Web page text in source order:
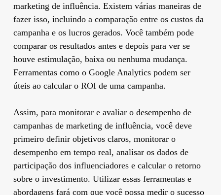
marketing de influência. Existem várias maneiras de
fazer isso, incluindo a comparação entre os custos da
campanha e os lucros gerados. Você também pode
comparar os resultados antes e depois para ver se
houve estimulação, baixa ou nenhuma mudança.
Ferramentas como o Google Analytics podem ser
úteis ao calcular o ROI de uma campanha.
Assim, para monitorar e avaliar o desempenho de
campanhas de marketing de influência, você deve
primeiro definir objetivos claros, monitorar o
desempenho em tempo real, analisar os dados de
participação dos influenciadores e calcular o retorno
sobre o investimento. Utilizar essas ferramentas e
abordagens fará com que você possa medir o sucesso